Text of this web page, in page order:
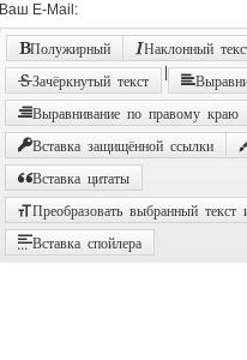
Ваш E-Mail:
Полужирный Наклонный
Зачёркнутый текст
Выравнивание по правому краю
Вставка защищённой ссылки
Вставка цитаты
Преобразовать выбранный текст
Вставка спойлера